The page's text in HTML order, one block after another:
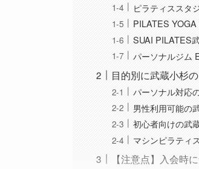
ピラティススタ
PILATES
SUAI PILATES
パーソナルジム
目的別に武蔵小杉
パーソナル対応
男性利用可能の
初心者向けの武
マシンピラティ
【注意点】入会時